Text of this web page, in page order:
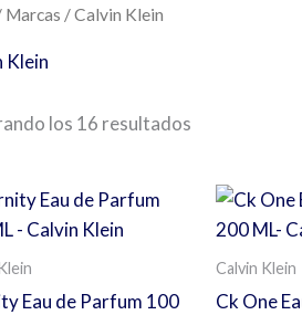
Marcas / Calvin Klein
Klein
los 16 resultados
Eau de Parfum 100
Calvin Klein
Ck One